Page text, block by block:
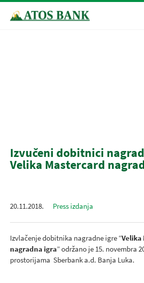
Izvučeni dobitnici
Velika Mastercard
20.11.2018. Press izdanja
Izvlačenje dobitnika nagradne igre “Velika
nagradna igra” održano je 15. novembra
prostorijama Sberbank a.d. Banja Luka.